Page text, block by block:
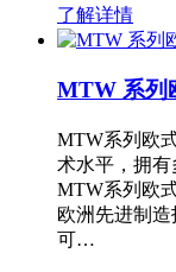
了解详情
MTW 系列
MTW系列欧
术水平，拥
MTW系列欧
欧洲先进制
可…